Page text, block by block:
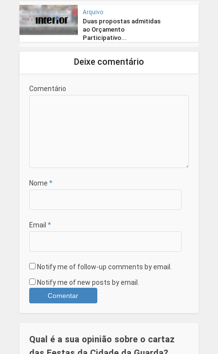
Arquivo
Duas propostas admitidas
ao Orçamento
Participativo...
Deixe comentário
Comentário
Nome *
Email *
Notify me of follow-up comments by email.
Notify me of new posts by email.
Qual é a sua opinião sobre o cartaz